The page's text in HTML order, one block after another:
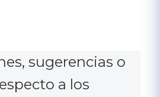
sugerencias o
a los